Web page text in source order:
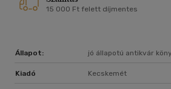
15 000 Ft felett díjmentes
Állapot: jó állapotú antikvár
Kiadó Kecskemét